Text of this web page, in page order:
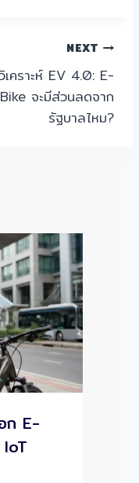
NEXT
เคราะห์ EV 4.0: E-
Bike จะมีส่วนลดจาก
รัฐบาลไหม?
ก E-